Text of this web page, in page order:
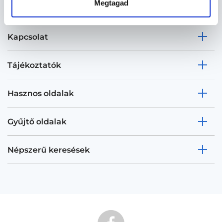
Megtagad
Kapcsolat
Tájékoztatók
Hasznos oldalak
Gyűjtő oldalak
Népszerű keresések